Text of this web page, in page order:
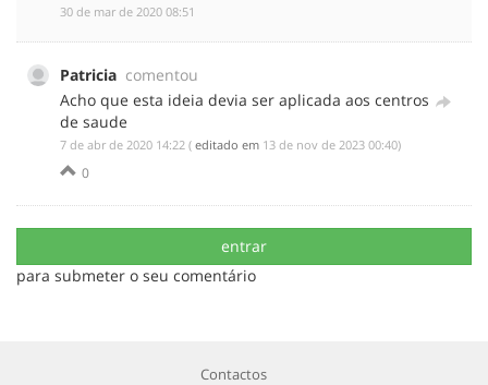
‎30 de mar de 2020 08:51
Patricia comentou
Acho que esta ideia devia ser aplicada aos centros
de saude
‎7 de abr de 2020 14:22 ( editado em ‎13 de nov de 2023 00:40)
0
entrar
para submeter o seu comentário
Contactos